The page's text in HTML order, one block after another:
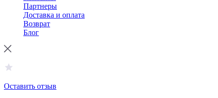
Партнеры
Доставка и оплата
Возврат
Блог
Оставить отзыв